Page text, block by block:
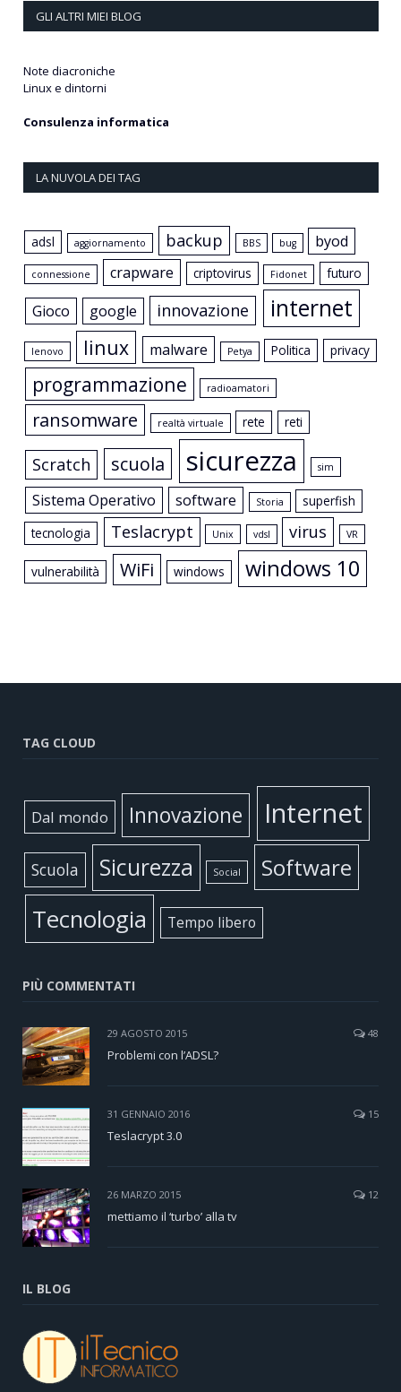
GLI ALTRI MIEI BLOG
Note diacroniche
Linux e dintorni
Consulenza informatica
LA NUVOLA DEI TAG
adsl aggiornamento backup BBS bug byod
connessione crapware criptovirus Fidonet futuro
Gioco google innovazione internet
lenovo linux malware Petya Politica privacy
programmazione radioamatori
ransomware realtà virtuale rete reti
Scratch scuola sicurezza sim
Sistema Operativo software Storia
superfish
tecnologia
Teslacrypt Unix vdsl virus VR
vulnerabilità WiFi windows windows 10
TAG CLOUD
Dal mondo Innovazione Internet
Scuola Sicurezza Social Software
Tecnologia Tempo libero
PIÙ COMMENTATI
29 AGOSTO 2015 48
Problemi con l’ADSL?
31 GENNAIO 2016 15
Teslacrypt 3.0
26 MARZO 2015 12
mettiamo il ‘turbo’ alla tv
IL BLOG